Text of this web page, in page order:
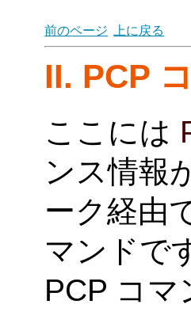
前のページ
上に戻る
II. PCP
ここには
ンス情報
ーク経由
マンドで
PCP コ